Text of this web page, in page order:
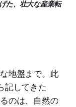
た、壮大な産業転
地盤まで。此
記してきた
のは、自然の